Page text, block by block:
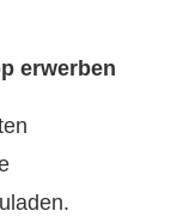
erwerben